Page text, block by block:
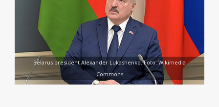
Belarus president Alexander Lukashenko. Foto: Wikimedia
Commons